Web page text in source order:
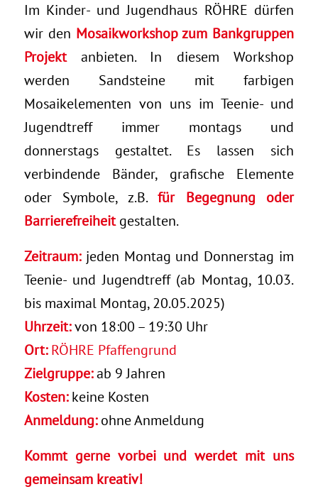
Im Kinder- und Jugendhaus RÖHRE dürfen
wir den Mosaikworkshop zum Bankgruppen
Projektanbieten. In diesem Workshop
werden Sandsteine mit farbigen
Mosaikelementen von uns im Teenie- und
Jugendtreff immer montags und
donnerstags gestaltet. Es lassen sich
verbindende Bänder, grafische Elemente
oder Symbole, z.B.für Begegnung oder
Barrierefreiheitgestalten.
Zeitraum:jeden Montag und Donnerstag im
Teenie- und Jugendtreff (ab Montag, 10.03.
bis maximal Montag, 20.05.2025)
Uhrzeit:von 18:00 – 19:30 Uhr
Ort: RÖHRE Pfaffengrund
Zielgruppe:ab 9 Jahren
Kosten:keine Kosten
Anmeldung:ohne Anmeldung
Kommt gerne vorbei und werdet mit uns
gemeinsam kreativ!